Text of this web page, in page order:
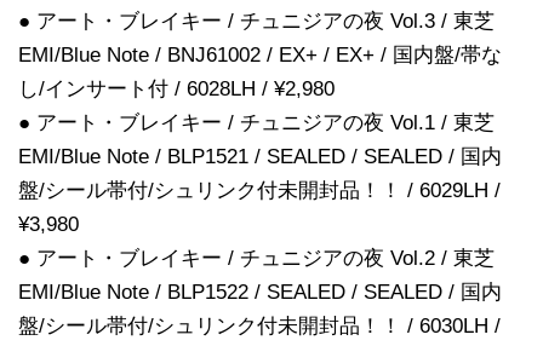
● アート・ブレイキー / チュニジアの夜 Vol.3 / 東芝
EMI/Blue Note / BNJ61002 / EX+ / EX+ / 国内盤/帯な
し/インサート付 / 6028LH / ¥2,980
● アート・ブレイキー / チュニジアの夜 Vol.1 / 東芝
EMI/Blue Note / BLP1521 / SEALED / SEALED / 国内
盤/シール帯付/シュリンク付未開封品！！ / 6029LH /
¥3,980
● アート・ブレイキー / チュニジアの夜 Vol.2 / 東芝
EMI/Blue Note / BLP1522 / SEALED / SEALED / 国内
盤/シール帯付/シュリンク付未開封品！！ / 6030LH /